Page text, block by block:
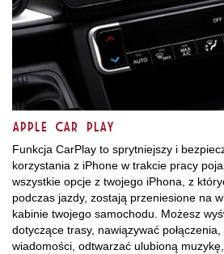
APPLE CAR PLAY
Funkcja CarPlay to sprytniejszy i
korzystania z iPhone w trakcie pracy
wszystkie opcje z twojego iPhona, z
podczas jazdy, zostają przeniesione na
kabinie twojego samochodu. Możesz
dotyczące trasy, nawiązywać
wiadomości, odtwarzać ulubioną